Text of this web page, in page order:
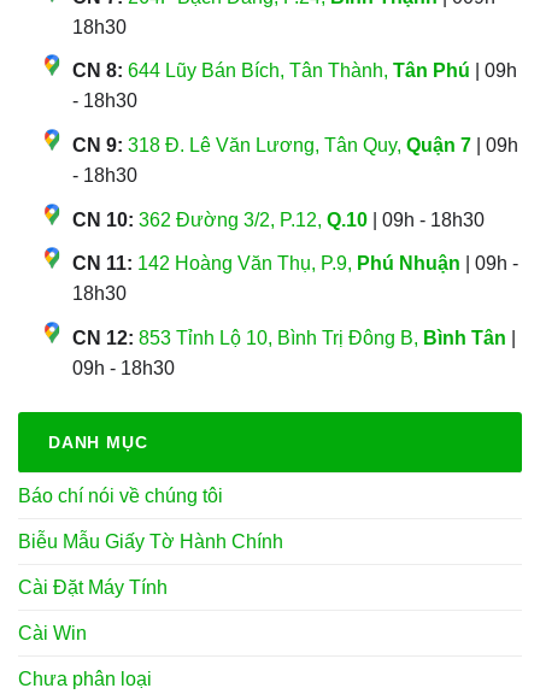
18h30
CN 8: 644 Lũy Bán Bích, Tân Thành, Tân Phú | 09h
- 18h30
CN 9: 318 Đ. Lê Văn Lương, Tân Quy, Quận 7 | 09h
- 18h30
CN 10: 362 Đường 3/2, P.12, Q.10 | 09h - 18h30
CN 11: 142 Hoàng Văn Thụ, P.9, Phú Nhuận | 09h -
18h30
CN 12: 853 Tỉnh Lộ 10, Bình Trị Đông B, Bình Tân
09h - 18h30
DANH MỤC
Báo chí nói về chúng tôi
Biễu Mẫu Giấy Tờ Hành Chính
Cài Đặt Máy Tính
Cài Win
Chưa phân loại